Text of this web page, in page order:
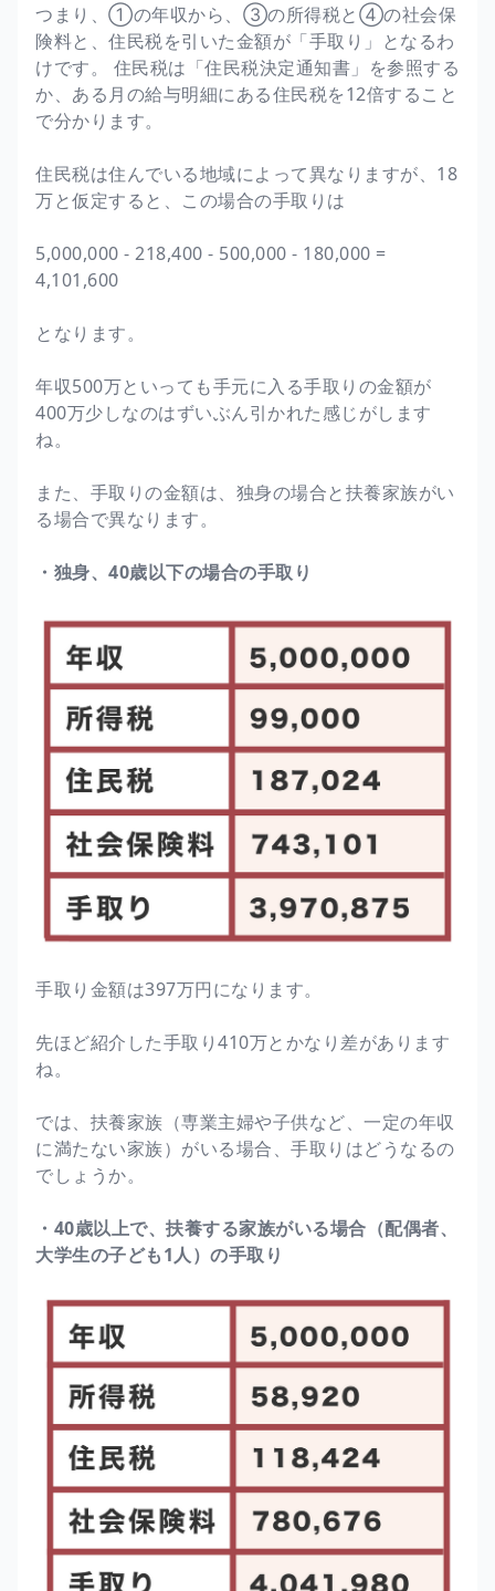
つまり、①の年収から、③の所得税と④の社会保
険料と、住民税を引いた金額が「手取り」となるわ
けです。 住民税は「住民税決定通知書」を参照する
か、ある月の給与明細にある住民税を12倍すること
で分かります。
住民税は住んでいる地域によって異なりますが、18
万と仮定すると、この場合の手取りは
5,000,000 - 218,400 - 500,000 - 180,000 =
4,101,600
となります。
年収500万といっても手元に入る手取りの金額が
400万少しなのはずいぶん引かれた感じがします
ね。
また、手取りの金額は、独身の場合と扶養家族がい
る場合で異なります。
・独身、40歳以下の場合の手取り
手取り金額は397万円になります。
先ほど紹介した手取り410万とかなり差があります
ね。
では、扶養家族（専業主婦や子供など、一定の年収
に満たない家族）がいる場合、手取りはどうなるの
でしょうか。
・40歳以上で、扶養する家族がいる場合（配偶者、
大学生の子ども1人）の手取り